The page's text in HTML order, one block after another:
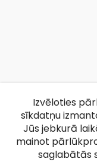
Izvēloties
sīkdatņu
Jūs jebkurā
mainot
saglabātās